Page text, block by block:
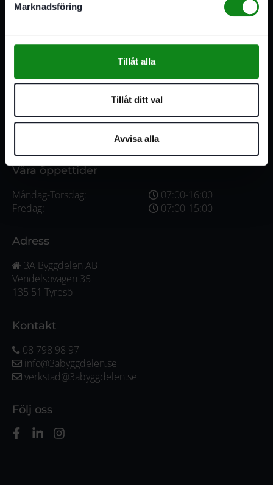
Marknadsföring
Tillåt alla
Tillåt ditt val
Avvisa alla
3A Byggdelen
Vi är återförsäljare av elverktyg, tillbehör, infästning och
förbrukningsmaterial. Vi har en fysisk butik och
serviceverkstad i Stockholm samt en e-handel för hela
Sverige. Av oss får du professionell service av
medarbetare med gedigen erfarenhet.
Våra öppettider
Måndag-Torsdag:
Fredag:
07:00-16:00
07:00-15:00
Adress
3A Byggdelen AB
Vendelsövägen 35
135 51 Tyresö
Kontakt
08 798 98 97
info@3abyggdelen.se
verkstad@3abyggdelen.se
Följ oss